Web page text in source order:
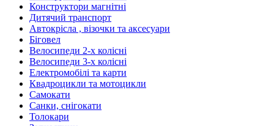
Конструктори магнітні
Дитячий транспорт
Автокрісла , візочки та аксесуари
Біговел
Велосипеди 2-х колісні
Велосипеди 3-х колісні
Електромобілі та карти
Квадроцикли та мотоцикли
Самокати
Санки, снігокати
Толокари